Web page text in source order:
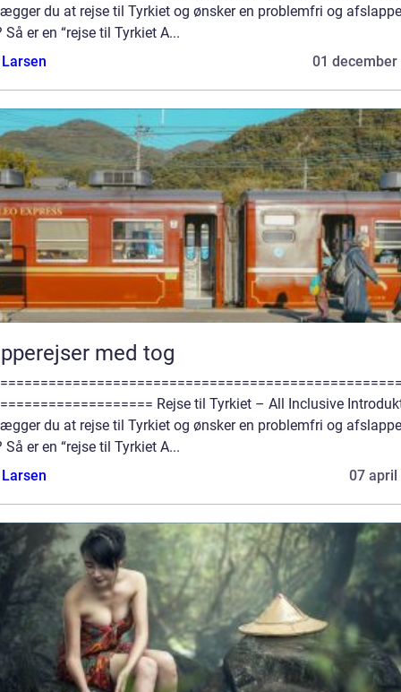
du at rejse til Tyrkiet og ønsker en problemfri og
Så er en “rejse til Tyrkiet A...
01 december
med tog
Rejse til Tyrkiet – All Inclusive
du at rejse til Tyrkiet og ønsker en problemfri og
Så er en “rejse til Tyrkiet A...
07 april